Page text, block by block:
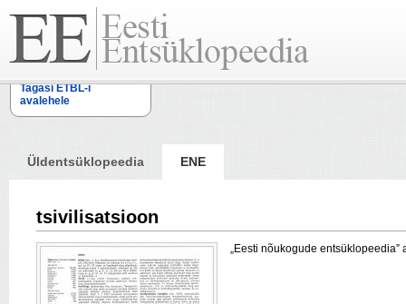
Tagasi ETBL-i
avalehele
Üldentsüklopeedia ENE
tsivilisatsioon
„Eesti nõukogude